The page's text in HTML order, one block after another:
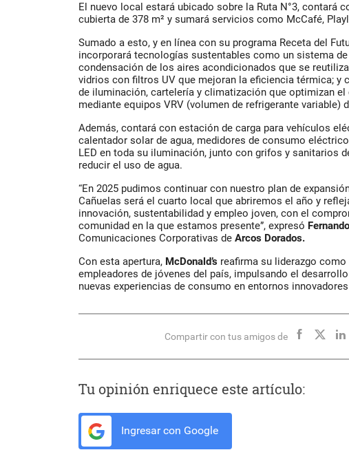
El nuevo local estará ubicado sobre la Ruta N°3, contará
cubierta de 378 m² y sumará servicios como McCafé,
Sumado a esto, y en línea con su programa Receta del
incorporará tecnologías sustentables como un sistema de
condensación de los aires acondicionados que se
vidrios con filtros UV que mejoran la eficiencia térmica; y
de iluminación, cartelería y climatización que optimizan
mediante equipos VRV (volumen de refrigerante variable)
Además, contará con estación de carga para vehículos
calentador solar de agua, medidores de consumo
LED en toda su iluminación, junto con grifos y sanitarios
reducir el uso de agua.
“En 2025 pudimos continuar con nuestro plan de
Cañuelas será el cuarto local que abriremos el año y
innovación, sustentabilidad y empleo joven, con el
comunidad en la que estamos presente”, expresó
Comunicaciones Corporativas de Arcos Dorados.
Con esta apertura, McDonald’s reafirma su liderazgo
empleadores de jóvenes del país, impulsando el
nuevas experiencias de consumo en entornos
Compartir con tus amigos de
Tu opinión enriquece este artículo:
Ingresar con Google